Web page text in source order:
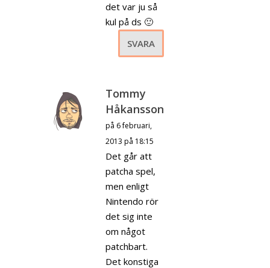
det var ju så
kul på ds 🙂
SVARA
Tommy
Håkansson
på 6 februari,
2013 på 18:15
Det går att
patcha spel,
men enligt
Nintendo rör
det sig inte
om något
patchbart.
Det konstiga